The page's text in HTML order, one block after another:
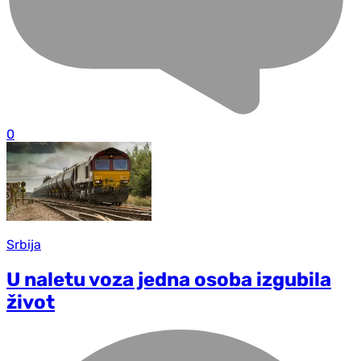
0
Srbija
U naletu voza jedna osoba izgubila
život